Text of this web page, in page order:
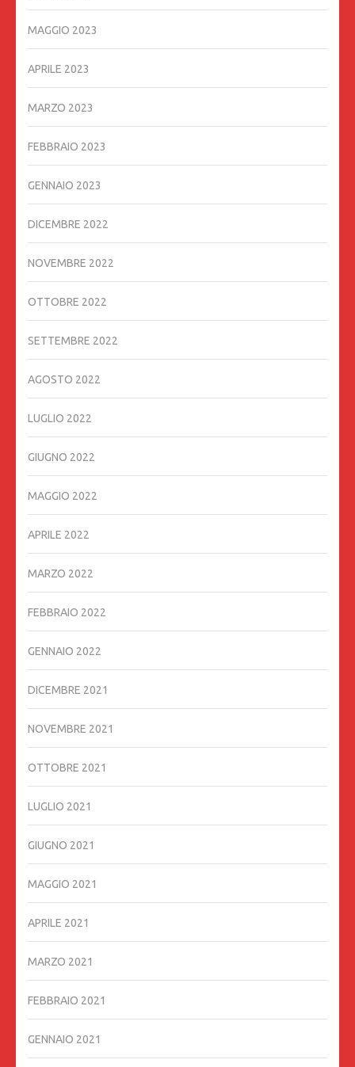
MAGGIO 2023
APRILE 2023
MARZO 2023
FEBBRAIO 2023
GENNAIO 2023
DICEMBRE 2022
NOVEMBRE 2022
OTTOBRE 2022
SETTEMBRE 2022
AGOSTO 2022
LUGLIO 2022
GIUGNO 2022
MAGGIO 2022
APRILE 2022
MARZO 2022
FEBBRAIO 2022
GENNAIO 2022
DICEMBRE 2021
NOVEMBRE 2021
OTTOBRE 2021
LUGLIO 2021
GIUGNO 2021
MAGGIO 2021
APRILE 2021
MARZO 2021
FEBBRAIO 2021
GENNAIO 2021